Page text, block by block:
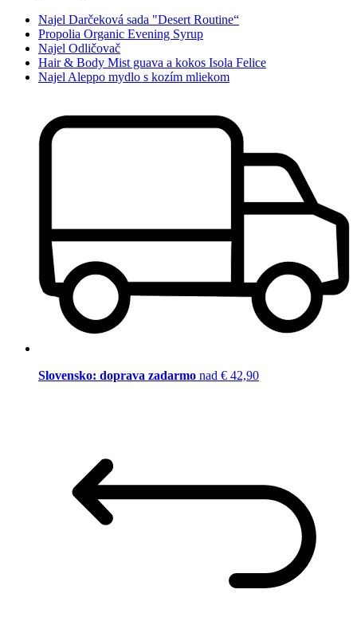
Najel Darčeková sada "Desert Routine“
Propolia Organic Evening Syrup
Najel Odličovač
Hair & Body Mist guava a kokos Isola Felice
Najel Aleppo mydlo s kozím mliekom
Slovensko: doprava zadarmo nad € 42,90